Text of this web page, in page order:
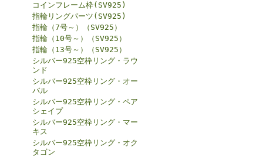
コインフレーム枠(SV925)
指輪リングパーツ(SV925)
指輪（7号～）（SV925）
指輪（10号～）（SV925）
指輪（13号～）（SV925）
シルバー925空枠リング・ラウ
ンド
シルバー925空枠リング・オー
バル
シルバー925空枠リング・ペア
シェイプ
シルバー925空枠リング・マー
キス
シルバー925空枠リング・オク
タゴン